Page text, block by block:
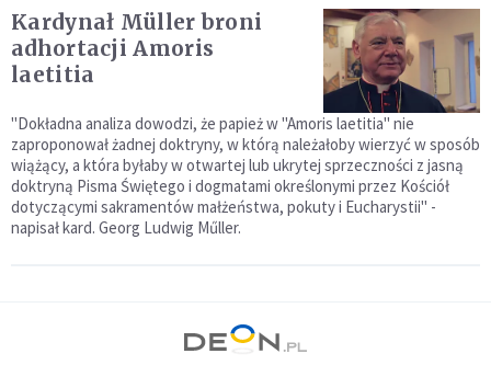
Kardynał Müller broni
adhortacji Amoris
laetitia
"Dokładna analiza dowodzi, że papież w "Amoris laetitia" nie
zaproponował żadnej doktryny, w którą należałoby wierzyć w sposób
wiążący, a która byłaby w otwartej lub ukrytej sprzeczności z jasną
doktryną Pisma Świętego i dogmatami określonymi przez Kościół
dotyczącymi sakramentów małżeństwa, pokuty i Eucharystii" -
napisał kard. Georg Ludwig Műller.